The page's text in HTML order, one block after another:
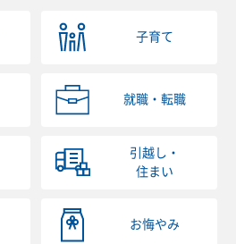
子育て
就職・転職
引越し・
住まい
お悔やみ